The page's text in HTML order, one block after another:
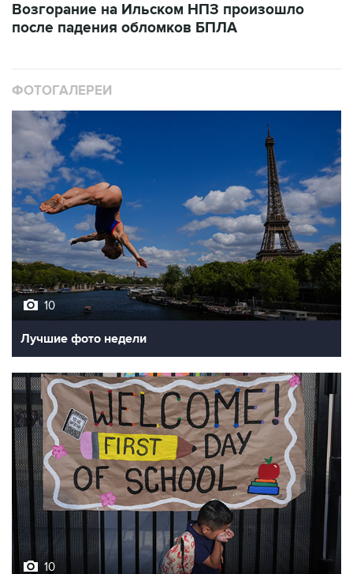
Возгорание на Ильском НПЗ произошло
после падения обломков БПЛА
ФОТОГАЛЕРЕИ
10
Лучшие фото недели
10